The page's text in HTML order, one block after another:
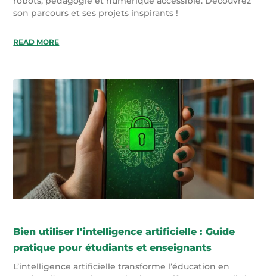
son parcours et ses projets inspirants !
READ MORE
Bien utiliser l’intelligence artificielle : Guide
pratique pour étudiants et enseignants
L’intelligence artificielle transforme l’éducation en